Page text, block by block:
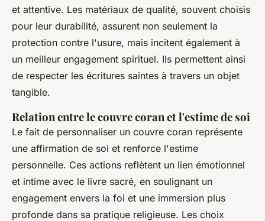
et attentive. Les matériaux de qualité, souvent choisis
pour leur durabilité, assurent non seulement la
protection contre l'usure, mais incitent également à
un meilleur engagement spirituel. Ils permettent ainsi
de respecter les écritures saintes à travers un objet
tangible.
Relation entre le couvre coran et l'estime de soi
Le fait de personnaliser un couvre coran représente
une affirmation de soi et renforce l'estime
personnelle. Ces actions reflètent un lien émotionnel
et intime avec le livre sacré, en soulignant un
engagement envers la foi et une immersion plus
profonde dans sa pratique religieuse. Les choix